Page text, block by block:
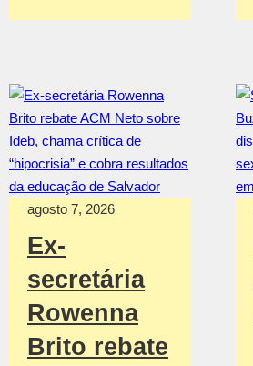
agosto 7, 2026
Ex-
secretária
Rowenna
Brito rebate